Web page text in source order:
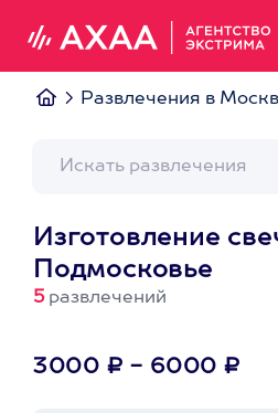
Развлечения в
Изготовление
Подмосковье
5развлечений
3000 ₽ - 6000 ₽